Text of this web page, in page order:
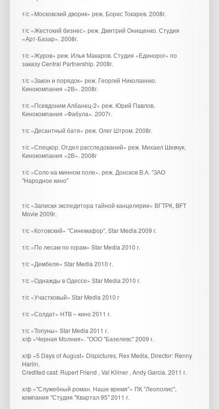
т/с «Московский дворик» реж. Борис Токарев. 2008г.
т/с «Жестокий бизнес» реж. Дмитрий Онищенко. Студия
«Арт-Базар». 2008г.
т/с «Журов» реж. Илья Макаров. Студия «Единорог» по
заказу Central Partnership. 2008г.
т/с «Закон и порядок» реж. Георгий Николаенко.
Кинокомпания «2В». 2008г.
т/с «Псевдоним Албанец-2» реж. Юрий Павлов.
Кинокомпания «Фабула». 2007г.
т/с «Десантный батя» реж. Олег Штром. 2008г.
т/с «Спецкор. Отдел расследований» реж. Михаил Шевчук.
Кинокомпания «2В». 2008г
т/с «Соло на минном поле». реж. Донсков В.А. "ЗАО
"Народное кино"
т/с «Записки экспедитора тайной канцелярии» ВГТРК, BFT
Movie 2009г.
т/с «Котовский» "Синемафор", Star Media 2009 г.
т/с «По лесам по горам» Star Media 2010 г.
т/с «Дембеля» Star Media 2010 г.
т/с «Однажды в Одессе» Star Media 2010 г.
т/с «Участковый» Star Media 2010 г
т/с «Солдат» НТВ – кино 2011 г.
т/с «Топуны» Star Media 2011 г.
х/ф «Черная Молния». "ООО "Базелевс" 2009 г.
х/ф «5 Days of August» Dispictures, Rex Media, Director: Renny
Harlin,
Credited cast: Rupert Friend , Val Kilmer , Andy Garcia. 2011 г.
х/ф «"Служебный роман. Наше время"» ПК "Леополис",
компания "Студия "Квартал 95" 2011 г.